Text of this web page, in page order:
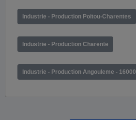
Industrie - Production Poitou-Charentes
Industrie - Production Charente
Industrie - Production Angouleme - 16000